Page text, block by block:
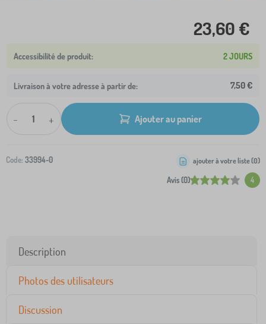
23,60 €
2 JOURS
Livraison à votre adresse à partir de: 7,50 €
- + Ajouter au panier
Code: 33994-0
Avis (0) 4
ajouter à votre liste (0)
Description
Photos des utilisateurs
Discussion